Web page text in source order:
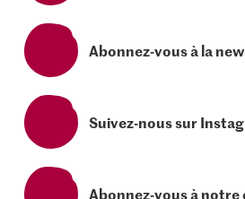
Abonnez-vous à la
Suivez-nous sur
Abonnez-vous à notre